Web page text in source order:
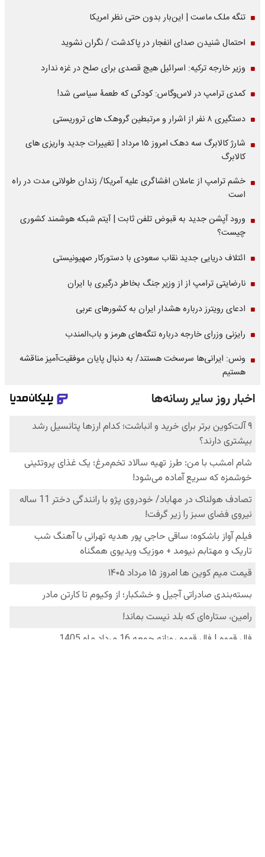
تنگه ملک ماست | این‌بار بدون حتی نظر امریکا
احتمال شنیدن صدای انفجار در پاکدشت / نگران نشوید
وزیر خارجه ترکیه: اسرائیل هیچ قصدی برای صلح در غزه ندارد
کمدی ترامپ در لاس‌وگاس: کودکی که طعمۀ سیاسی شد!
دستگیری ۸ نفر از اشرار و مرتبطین گروهک های تروریستی
شارژ کالابرگ سه دهک امروز ۱۵ مرداد | تغییرات جدید واریزی های
کالابرگ
خشم ترامپ از عاملان افشاگری‌ علیه آمریکا/ زندان طولانی مدت در راه
است
ورود آپشن جدید به قبوض تلفن ثابت | آیتم شبکه هوشمند کشوری
چیست؟
ائتلاف دریایی جدید نقاب سعودی با دستورکار صهیونیستی
نارضایتی ترامپ از از وزیر جنگ بخاطر درگیری با ایران
ادعای رویترز درباره هشدار ایران به کشورهای عربی
رایزنی وزرای خارجه درباره تنگه‌های هرمز و باب‌المندب
ونس: ایرانی‌ها سرسخت هستند/ به دنبال پایان موفقیت‌آمیز مناقشه
هستیم